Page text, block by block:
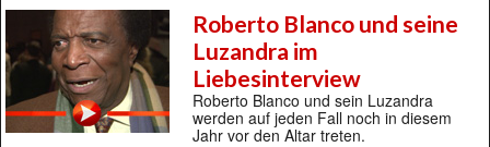
Roberto Blanco und seine
Luzandra im
Liebesinterview
Roberto Blanco und sein Luzandra
werden auf jeden Fall noch in diesem
Jahr vor den Altar treten.